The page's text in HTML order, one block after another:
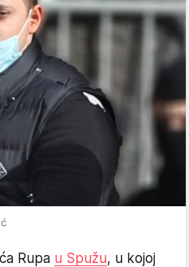
Rupa u Spužu, u kojoj